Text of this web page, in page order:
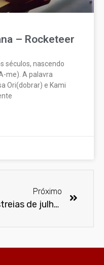
– Rocketeer
séculos, nascendo
me). A palavra
Ori(dobrar) e Kami
Próximo
Estreias de julho na Netflix